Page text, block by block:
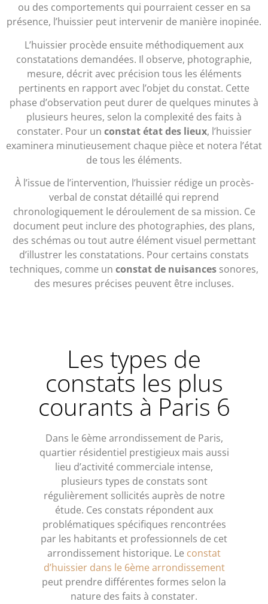
ou des comportements qui pourraient cesser en sa
présence, l’huissier peut intervenir de manière inopinée.
L’huissier procède ensuite méthodiquement aux
constatations demandées. Il observe, photographie,
mesure, décrit avec précision tous les éléments
pertinents en rapport avec l’objet du constat. Cette
phase d’observation peut durer de quelques minutes à
plusieurs heures, selon la complexité des faits à
constater. Pour un constat état des lieux, l’huissier
examinera minutieusement chaque pièce et notera l’état
de tous les éléments.
À l’issue de l’intervention, l’huissier rédige un procès-
verbal de constat détaillé qui reprend
chronologiquement le déroulement de sa mission. Ce
document peut inclure des photographies, des plans,
des schémas ou tout autre élément visuel permettant
d’illustrer les constatations. Pour certains constats
techniques, comme un constat de nuisances sonores,
des mesures précises peuvent être incluses.
Les types de
constats les plus
courants à Paris 6
Dans le 6ème arrondissement de Paris,
quartier résidentiel prestigieux mais aussi
lieu d’activité commerciale intense,
plusieurs types de constats sont
régulièrement sollicités auprès de notre
étude. Ces constats répondent aux
problématiques spécifiques rencontrées
par les habitants et professionnels de cet
arrondissement historique. Le constat
d’huissier dans le 6ème arrondissement
peut prendre différentes formes selon la
nature des faits à constater.